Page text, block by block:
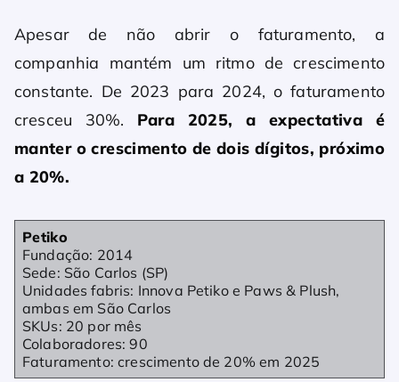
Apesar de não abrir o faturamento, a
companhia mantém um ritmo de crescimento
constante. De 2023 para 2024, o faturamento
cresceu 30%. Para 2025, a expectativa é
manter o crescimento de dois dígitos, próximo
a 20%.
Petiko
Fundação: 2014
Sede: São Carlos (SP)
Unidades fabris: Innova Petiko e Paws & Plush,
ambas em São Carlos
SKUs: 20 por mês
Colaboradores: 90
Faturamento: crescimento de 20% em 2025